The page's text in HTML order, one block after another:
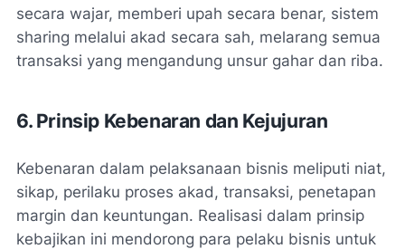
secara wajar, memberi upah secara benar, sistem
sharing melalui akad secara sah, melarang semua
transaksi yang mengandung unsur gahar dan riba.
6. Prinsip Kebenaran dan Kejujuran
Kebenaran dalam pelaksanaan bisnis meliputi niat,
sikap, perilaku proses akad, transaksi, penetapan
margin dan keuntungan. Realisasi dalam prinsip
kebajikan ini mendorong para pelaku bisnis untuk